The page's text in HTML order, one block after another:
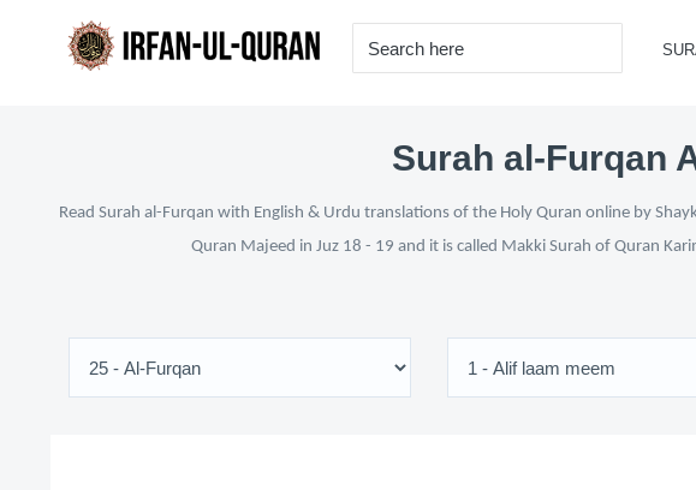
Surah al-Furqan
Read Surah al-Furqan with English & Urdu translations of the Holy Quran online by
Quran Majeed in Juz 18 - 19 and it is called Makki Surah of Quran